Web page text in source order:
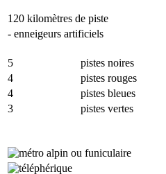
120 kilomètres de piste
- enneigeurs artificiels
5
pistes noires
4
pistes rouges
4
pistes bleues
3
pistes vertes